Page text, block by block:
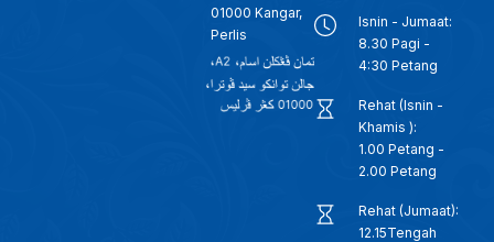
01000 Kangar,
Perlis
Isnin - Jumaat:
8.30 Pagi -
4:30 Petang
Rehat (Isnin -
Khamis ):
1.00 Petang -
2.00 Petang
Rehat (Jumaat):
12.15Tengah